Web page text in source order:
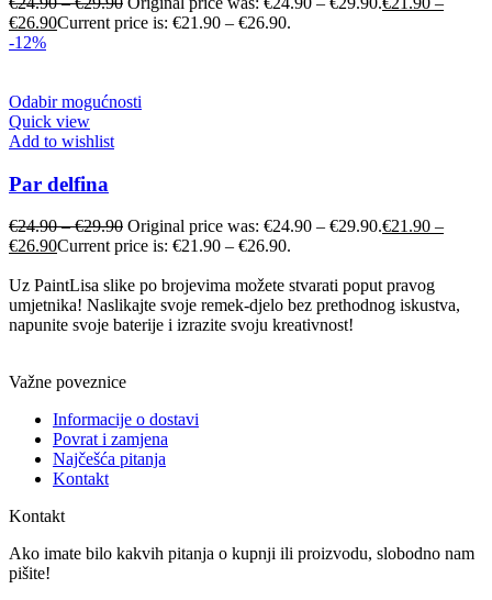
€26.90Current price is: €21.90 – €26.90.
-12%
Odabir mogućnosti
Quick view
Add to wishlist
Par delfina
€24.90–€29.90 Original price was: €24.90 – €29.90.€21.90 –
€26.90Current price is: €21.90 – €26.90.
Uz PaintLisa slike po brojevima možete stvarati poput pravog
umjetnika! Naslikajte svoje remek-djelo bez prethodnog iskustva,
napunite svoje baterije i izrazite svoju kreativnost!
Važne poveznice
Informacije o dostavi
Povrat i zamjena
Najčešća pitanja
Kontakt
Kontakt
Ako imate bilo kakvih pitanja o kupnji ili proizvodu, slobodno nam
pišite!